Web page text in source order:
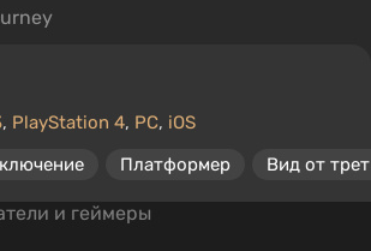
, PlayStation 4, PC, iOS
Платформер Вид от